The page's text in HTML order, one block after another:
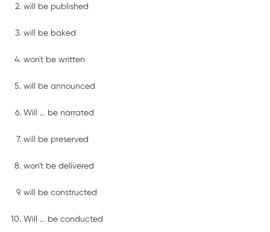
will be published
will be baked
won't be written
will be announced
Will … be narrated
will be preserved
won't be delivered
will be constructed
Will … be conducted